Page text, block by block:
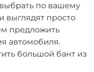
по вашему
выглядят просто
предложить
автомобиля.
большой бант из